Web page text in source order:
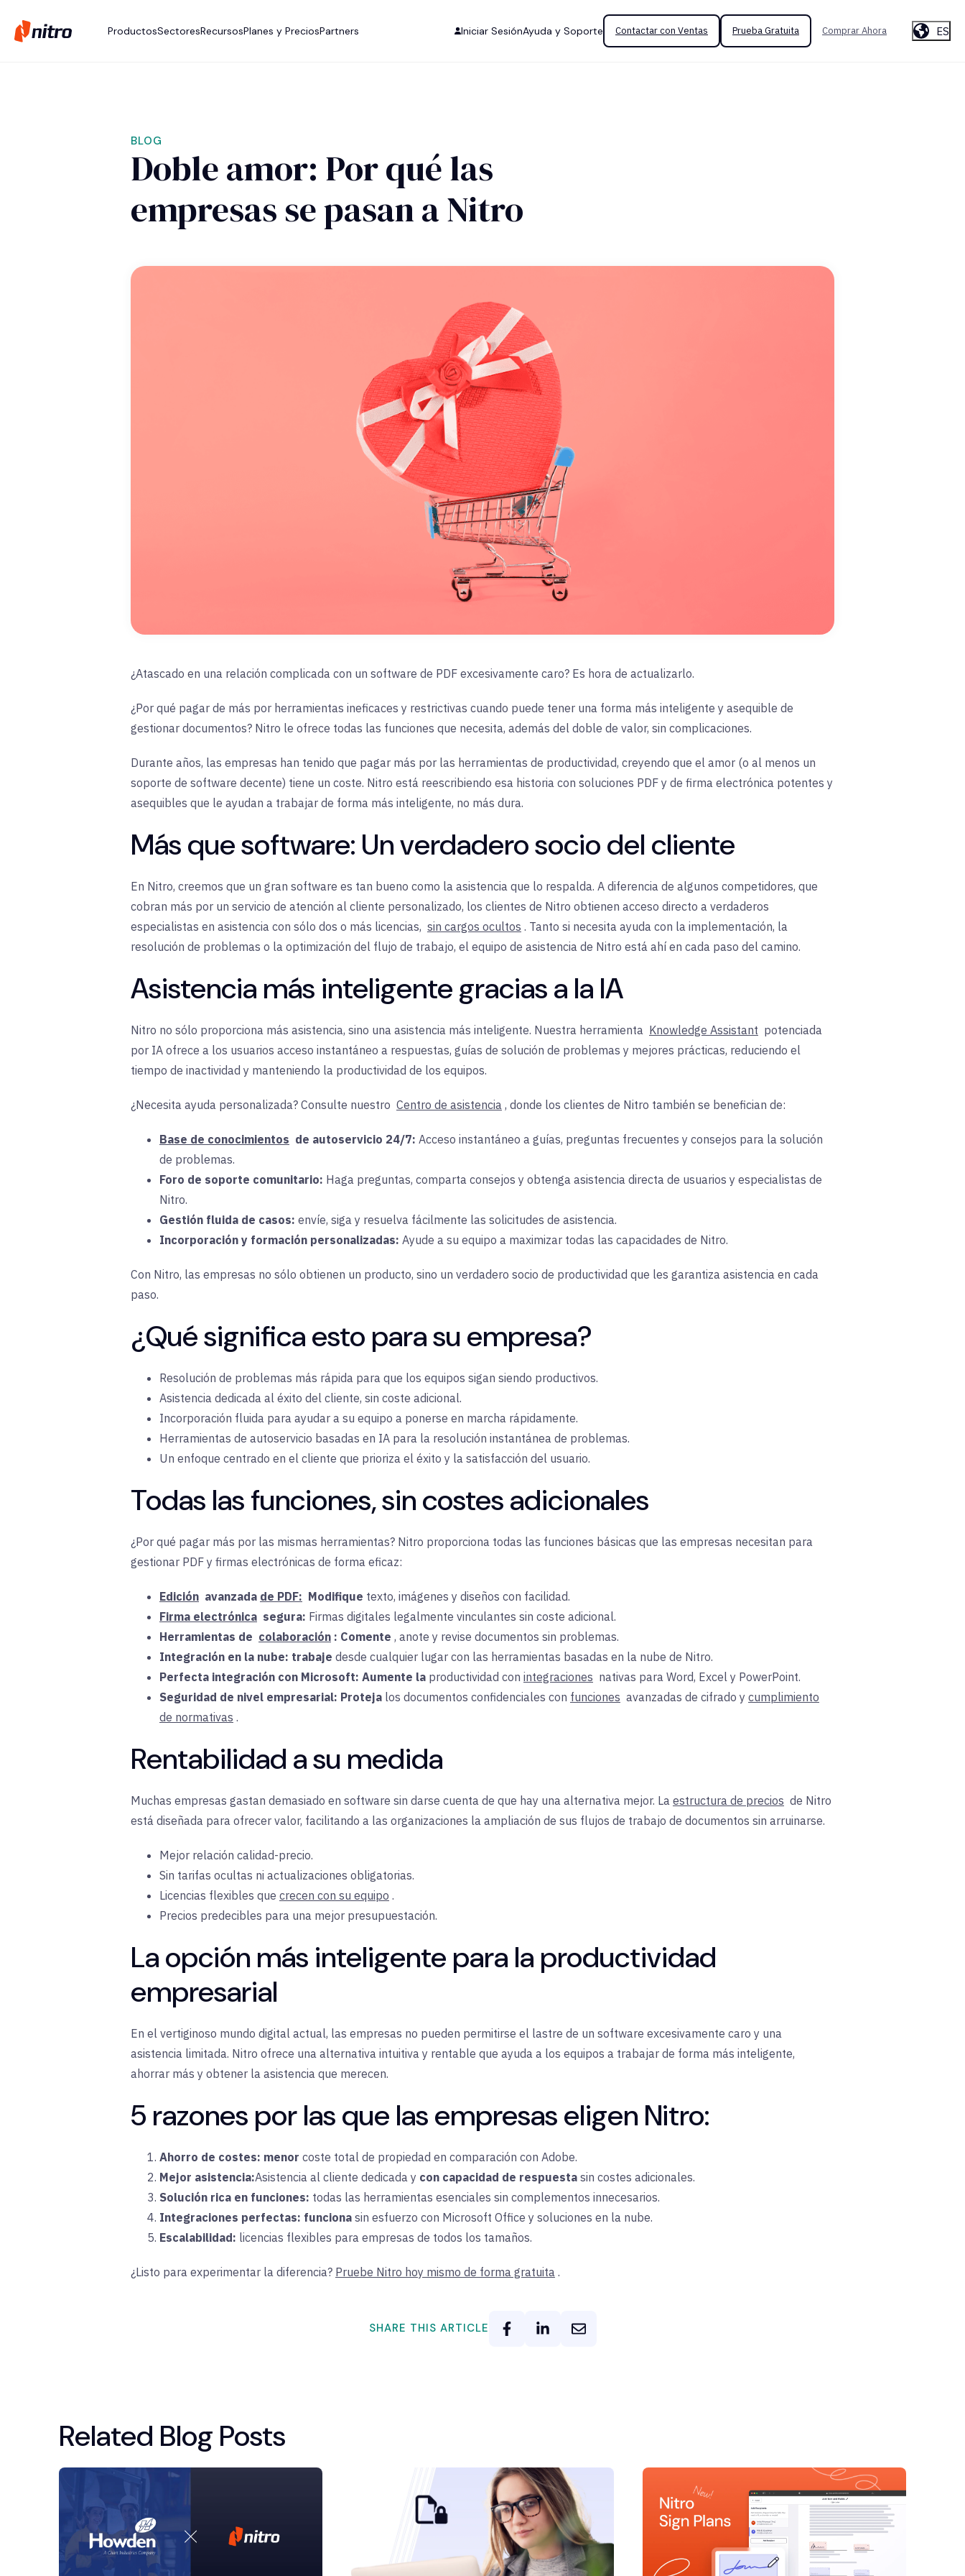
ProductosSectoresRecursosPlanes y PreciosPartners Iniciar SesiónAyuda y Soporte Contactar con Ventas Prueba Gratuita Comprar Ahora ES
BLOG
Doble amor: Por qué las
empresas se pasan a Nitro
¿Atascado en una relación complicada con un software de PDF excesivamente caro? Es hora de actualizarlo.
¿Por qué pagar de más por herramientas ineficaces y restrictivas cuando puede tener una forma más inteligente y asequible de
gestionar documentos? Nitro le ofrece todas las funciones que necesita, además del doble de valor, sin complicaciones.
Durante años, las empresas han tenido que pagar más por las herramientas de productividad, creyendo que el amor (o al menos un
soporte de software decente) tiene un coste. Nitro está reescribiendo esa historia con soluciones PDF y de firma electrónica potentes y
asequibles que le ayudan a trabajar de forma más inteligente, no más dura.
Más que software: Un verdadero socio del cliente
En Nitro, creemos que un gran software es tan bueno como la asistencia que lo respalda. A diferencia de algunos competidores, que
cobran más por un servicio de atención al cliente personalizado, los clientes de Nitro obtienen acceso directo a verdaderos
especialistas en asistencia con sólo dos o más licencias, sin cargos ocultos . Tanto si necesita ayuda con la implementación, la
resolución de problemas o la optimización del flujo de trabajo, el equipo de asistencia de Nitro está ahí en cada paso del camino.
Asistencia más inteligente gracias a la IA
Nitro no sólo proporciona más asistencia, sino una asistencia más inteligente. Nuestra herramienta Knowledge Assistant potenciada
por IA ofrece a los usuarios acceso instantáneo a respuestas, guías de solución de problemas y mejores prácticas, reduciendo el
tiempo de inactividad y manteniendo la productividad de los equipos.
¿Necesita ayuda personalizada? Consulte nuestro Centro de asistencia , donde los clientes de Nitro también se benefician de:
Base de conocimientos de autoservicio 24/7: Acceso instantáneo a guías, preguntas frecuentes y consejos para la solución
de problemas.
Foro de soporte comunitario: Haga preguntas, comparta consejos y obtenga asistencia directa de usuarios y especialistas de
Nitro.
Gestión fluida de casos: envíe, siga y resuelva fácilmente las solicitudes de asistencia.
Incorporación y formación personalizadas: Ayude a su equipo a maximizar todas las capacidades de Nitro.
Con Nitro, las empresas no sólo obtienen un producto, sino un verdadero socio de productividad que les garantiza asistencia en cada
paso.
¿Qué significa esto para su empresa?
Resolución de problemas más rápida para que los equipos sigan siendo productivos.
Asistencia dedicada al éxito del cliente, sin coste adicional.
Incorporación fluida para ayudar a su equipo a ponerse en marcha rápidamente.
Herramientas de autoservicio basadas en IA para la resolución instantánea de problemas.
Un enfoque centrado en el cliente que prioriza el éxito y la satisfacción del usuario.
Todas las funciones, sin costes adicionales
¿Por qué pagar más por las mismas herramientas? Nitro proporciona todas las funciones básicas que las empresas necesitan para
gestionar PDF y firmas electrónicas de forma eficaz:
Edición avanzada de PDF: Modifique texto, imágenes y diseños con facilidad.
Firma electrónica segura: Firmas digitales legalmente vinculantes sin coste adicional.
Herramientas de colaboración : Comente , anote y revise documentos sin problemas.
Integración en la nube: trabaje desde cualquier lugar con las herramientas basadas en la nube de Nitro.
Perfecta integración con Microsoft: Aumente la productividad con integraciones nativas para Word, Excel y PowerPoint.
Seguridad de nivel empresarial: Proteja los documentos confidenciales con funciones avanzadas de cifrado y cumplimiento
de normativas .
Rentabilidad a su medida
Muchas empresas gastan demasiado en software sin darse cuenta de que hay una alternativa mejor. La estructura de precios de Nitro
está diseñada para ofrecer valor, facilitando a las organizaciones la ampliación de sus flujos de trabajo de documentos sin arruinarse.
Mejor relación calidad-precio.
Sin tarifas ocultas ni actualizaciones obligatorias.
Licencias flexibles que crecen con su equipo .
Precios predecibles para una mejor presupuestación.
La opción más inteligente para la productividad
empresarial
En el vertiginoso mundo digital actual, las empresas no pueden permitirse el lastre de un software excesivamente caro y una
asistencia limitada. Nitro ofrece una alternativa intuitiva y rentable que ayuda a los equipos a trabajar de forma más inteligente,
ahorrar más y obtener la asistencia que merecen.
5 razones por las que las empresas eligen Nitro:
Ahorro de costes: menor coste total de propiedad en comparación con Adobe.
Mejor asistencia:Asistencia al cliente dedicada y con capacidad de respuesta sin costes adicionales.
Solución rica en funciones: todas las herramientas esenciales sin complementos innecesarios.
Integraciones perfectas: funciona sin esfuerzo con Microsoft Office y soluciones en la nube.
Escalabilidad: licencias flexibles para empresas de todos los tamaños.
¿Listo para experimentar la diferencia? Pruebe Nitro hoy mismo de forma gratuita .
SHARE THIS ARTICLE
Related Blog Posts